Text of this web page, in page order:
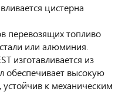
цистерна
перевозящих топливо
или алюминия.
изготавливается из
обеспечивает высокую
устойчив к механическим